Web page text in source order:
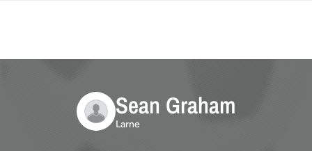
Sean Graham
Larne